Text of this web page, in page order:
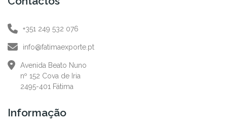
+351 249 532 076
info@fatimaexporte.pt
Avenida Beato Nuno
nº 152 Cova de Iria
2495-401 Fátima
Informação